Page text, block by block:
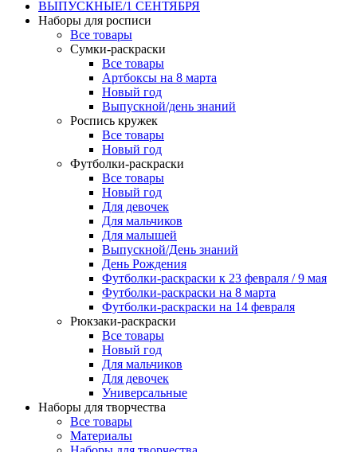
ВЫПУСКНЫЕ/1 СЕНТЯБРЯ
Наборы для росписи
Все товары
Сумки-раскраски
Все товары
Артбоксы на 8 марта
Новый год
Выпускной/день знаний
Роспись кружек
Все товары
Новый год
Футболки-раскраски
Все товары
Новый год
Для девочек
Для мальчиков
Для малышей
Выпускной/День знаний
День Рождения
Футболки-раскраски к 23 февраля / 9 мая
Футболки-раскраски на 8 марта
Футболки-раскраски на 14 февраля
Рюкзаки-раскраски
Все товары
Новый год
Для мальчиков
Для девочек
Универсальные
Наборы для творчества
Все товары
Материалы